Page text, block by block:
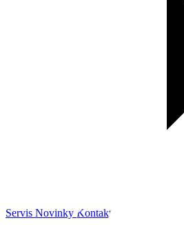
Servis Novinky Kontakt